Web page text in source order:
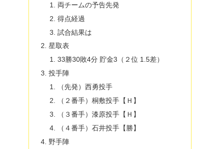
両チームの予告先発
得点経過
試合結果は
星取表
33勝30敗4分 貯金3（２位 1.5差）
投手陣
（先発）西勇投手
（２番手）桐敷投手【Ｈ】
（３番手）漆原投手【Ｈ】
（４番手）石井投手【勝】
野手陣